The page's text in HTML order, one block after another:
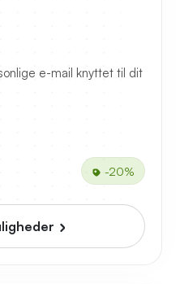
e-mail knyttet til dit
-20%